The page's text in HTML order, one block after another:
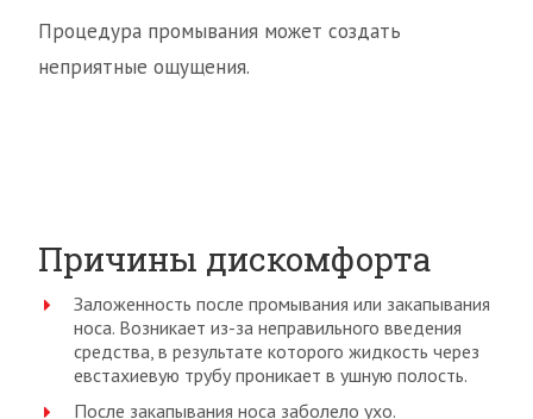
Процедура промывания может создать
неприятные ощущения.
Причины дискомфорта
Заложенность после промывания или закапывания
носа. Возникает из-за неправильного введения
средства, в результате которого жидкость через
евстахиевую трубу проникает в ушную полость.
После закапывания носа заболело ухо.